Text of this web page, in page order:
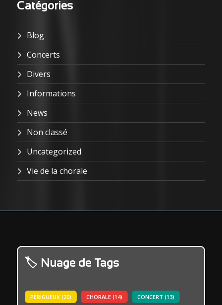
Catégories
Blog
Concerts
Divers
Informations
News
Non classé
Uncategorized
Vie de la chorale
Nuage de Tags
PERIGUEUX (20) CHORALE (14) CONCERT (13)